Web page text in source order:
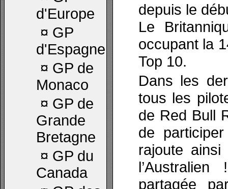
d'Europe
¤ GP
d'Espagne
¤ GP de
Monaco
¤ GP de
Grande
Bretagne
¤ GP du
Canada
depuis le
Le
occupant la
Top 10.
Dans les
tous les
de Red Bull
de
rajoute
partagée